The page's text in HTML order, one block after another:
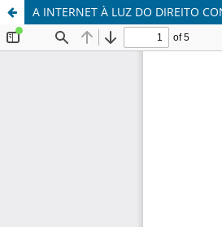
A INTERNET À LUZ DO DIREITO